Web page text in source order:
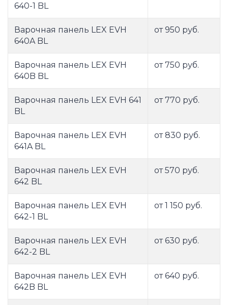
640-1 BL
Варочная панель LEX EVH
640A BL
от 950 руб.
Варочная панель LEX EVH
640B BL
от 750 руб.
Варочная панель LEX EVH 641
BL
от 770 руб.
Варочная панель LEX EVH
641A BL
от 830 руб.
Варочная панель LEX EVH
642 BL
от 570 руб.
Варочная панель LEX EVH
642-1 BL
от 1 150 руб.
Варочная панель LEX EVH
642-2 BL
от 630 руб.
Варочная панель LEX EVH
642B BL
от 640 руб.